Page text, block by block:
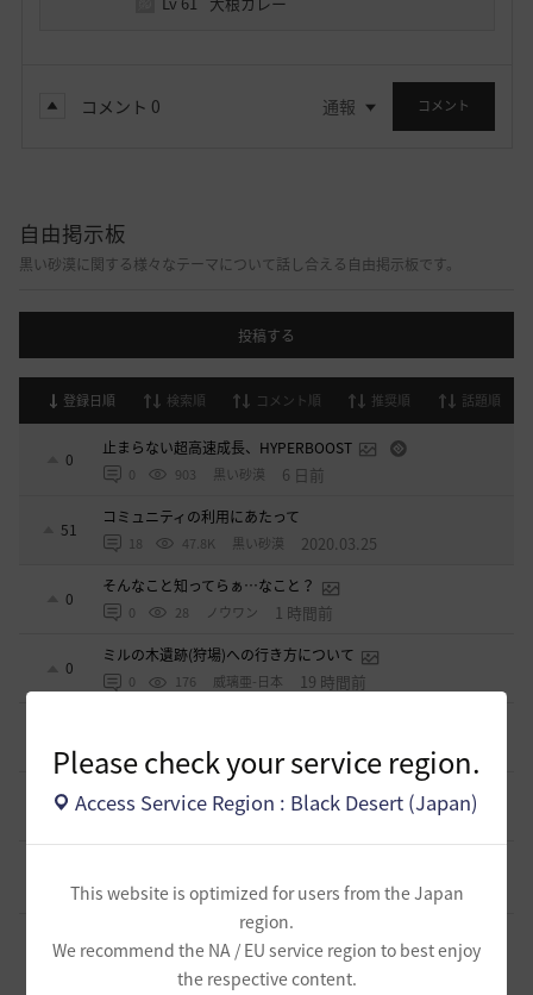
Please check your service region.
Access Service Region : Black Desert (Japan)
This website is optimized for users from the Japan
region.
We recommend the NA / EU service region to best enjoy
the respective content.
コメント 0 通報 コメント
自由掲示板
黒い砂漠に関する様々なテーマについて話し合える自由掲示板です。
投稿する
登録日順 検索順 コメント順 推奨順 話題順
0
止まらない超高速成長、HYPERBOOST
0 903 黒い砂漠 6 日前
51
コミュニティの利用にあたって
18 47.8K 黒い砂漠 2020.03.25
0
そんなこと知ってらぁ…なこと？
0 28 ノウワン 1 時間前
0
ミルの木遺跡(狩場)への行き方について
0 176 威璃亜-日本 19 時間前
9
エマ・バルタリの記録日誌 9～12章について
飛鳥雨音
0 903 黒い砂漠 6 日前
4
【ギルド名声】2026ハイデル宴会スクショ【どうなる？】
（2026年ギルド名声アプデリンク追記）
849 セルベリア 10 日前